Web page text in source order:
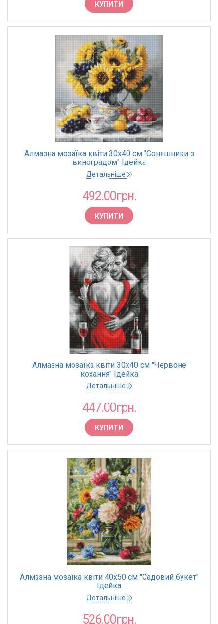
КУПИТИ
Алмазна мозаїка квіти 30х40 см "Соняшники з
виноградом" Ідейка
Детальніше
492.00грн.
КУПИТИ
Алмазна мозаїка квіти 30х40 см "Червоне
кохання" Ідейка
Детальніше
447.00грн.
КУПИТИ
Алмазна мозаїка квіти 40х50 см "Садовий букет"
Ідейка
Детальніше
526.00грн.